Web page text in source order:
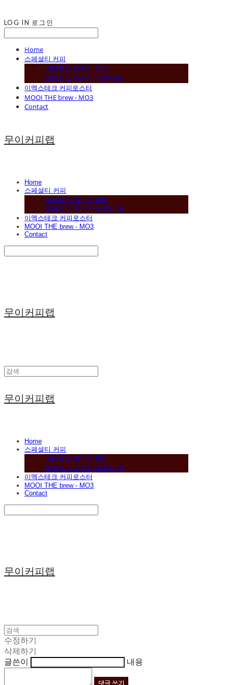
LOG IN 로그인
Home
스페셜티 커피
베리류와 와인의 향미
깔끔하고 구수한 누룽지 맛
이멕스테크 커피로스터
MOOI THE brew - MO3
Contact
무이커피랩
Home
스페셜티 커피
베리류와 와인의 향미
깔끔하고 구수한 누룽지 맛
이멕스테크 커피로스터
MOOI THE brew - MO3
Contact
무이커피랩
무이커피랩
Home
스페셜티 커피
베리류와 와인의 향미
깔끔하고 구수한 누룽지 맛
이멕스테크 커피로스터
MOOI THE brew - MO3
Contact
무이커피랩
수정하기
삭제하기
글쓴이
내용